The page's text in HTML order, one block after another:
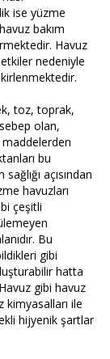
ise yüzme
bakım
Havuz
nedeniyle
toz, toprak,
olan,
bu
açısından
havuzları
çeşitli
Bu
gibi
hatta
gibi havuz
ile
hijyenik şartlar